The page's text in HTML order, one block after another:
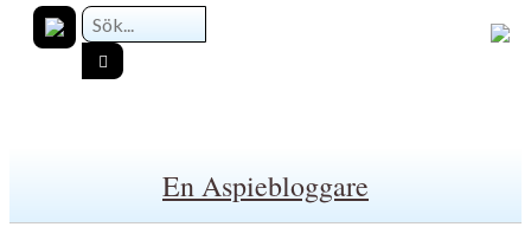
En Aspiebloggare